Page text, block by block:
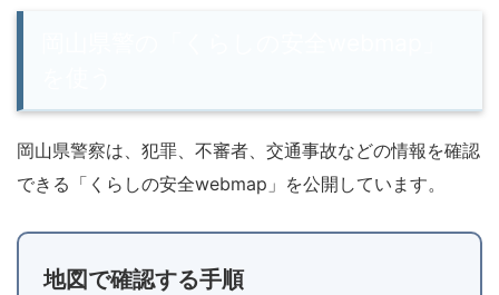
岡山県警察は、犯罪、不審者、交通事故などの情報を確認
できる「くらしの安全webmap」を公開しています。
地図で確認する手順